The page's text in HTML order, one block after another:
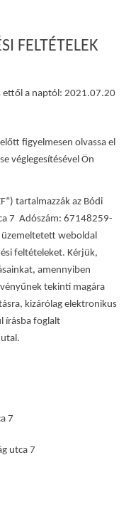
FELTÉTELEK
a naptól: 2021.07.20
figyelmesen olvassa el
véglegesítésével Ön
tartalmazzák az Bódi
7 Adószám: 67148259-
üzemeltetett weboldal
feltételeket. Kérjük,
amennyiben
tekinti magára
kizárólag elektronikus
írásba foglalt
7
utca 7